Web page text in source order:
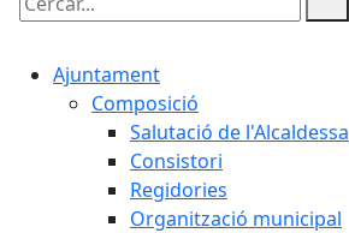
Cercar:
Ajuntament
Composició
Salutació de l'Alcaldessa
Consistori
Regidories
Organització municipal